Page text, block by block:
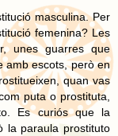
masculina. Per
femenina? Les
unes guarres que
amb escots, però en
quan vas
puta o prostituta,
Es curiós que la
la paraula prostituto